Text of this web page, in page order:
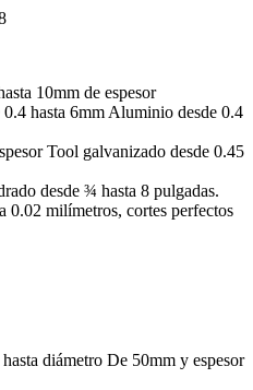
10mm de espesor
hasta 6mm Aluminio desde 0.4
Tool galvanizado desde 0.45
desde ¾ hasta 8 pulgadas.
0.02 milímetros, cortes perfectos
diámetro De 50mm y espesor